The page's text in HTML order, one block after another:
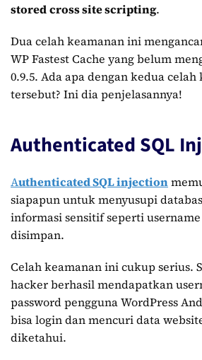
storedcross site scripting.
Dua celah keamanan ini
WP Fastest Cache yang belum
0.9.5. Ada apa dengan kedua celah
tersebut? Ini dia penjelasannya!
Authenticated SQL
Authenticated SQL injection
siapapun untuk menyusupi
informasi sensitif seperti
disimpan.
Celah keamanan ini cukup serius.
hacker berhasil mendapatkan
password pengguna WordPress
bisa login dan mencuri data
diketahui.